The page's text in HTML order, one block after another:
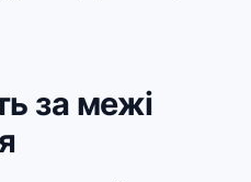
за межі